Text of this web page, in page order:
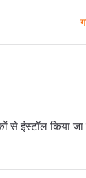
से इंस्टॉल किया